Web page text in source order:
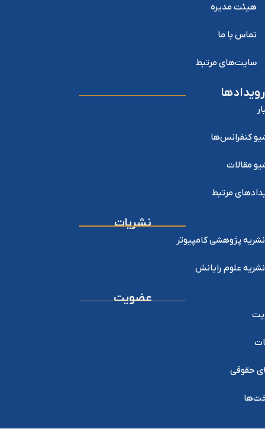
هیئت مدیره
تماس با ما
سایت‌های مرتبط
رویدادها
کنفرانس‌ها
مقالات
مرتبط
نشریات
نشریه پژوهشی کامپیوتر
نشریه علوم رایانش
عضویت
حقوقی